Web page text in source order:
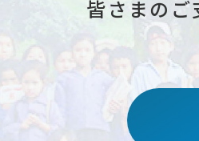
皆さまのご